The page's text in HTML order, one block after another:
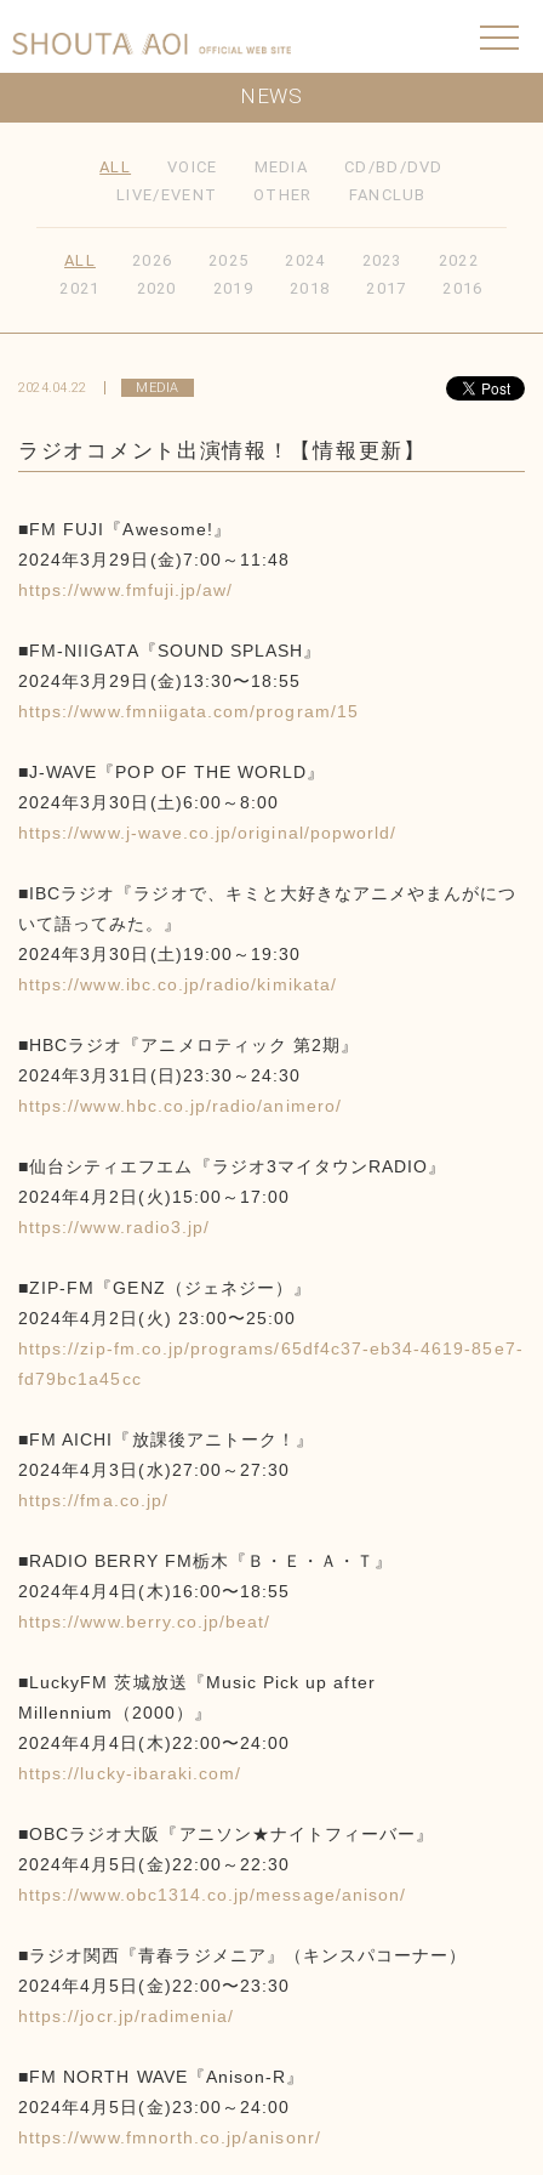
NEWS
ALL VOICE MEDIA
CD/BD/DVD
LIVE/EVENT
OTHER FANCLUB
ALL 2026 2025 2024 2023
2022
2021
2020 2019 2018 2017 2016
2024.04.22 MEDIA
ラジオコメント出演情報！【情報更新】
■FM FUJI『Awesome!』
2024年3月29日(金)7:00～11:48
https://www.fmfuji.jp/aw/
■FM-NIIGATA『SOUND SPLASH』
2024年3月29日(金)13:30〜18:55
https://www.fmniigata.com/program/15
■J-WAVE『POP OF THE WORLD』
2024年3月30日(土)6:00～8:00
https://www.j-wave.co.jp/original/popworld/
■IBCラジオ『ラジオで、キミと大好きなアニメやまんがにつ
いて語ってみた。』
2024年3月30日(土)19:00～19:30
https://www.ibc.co.jp/radio/kimikata/
■HBCラジオ『アニメロティック 第2期』
2024年3月31日(日)23:30～24:30
https://www.hbc.co.jp/radio/animero/
■仙台シティエフエム『ラジオ3マイタウンRADIO』
2024年4月2日(火)15:00～17:00
https://www.radio3.jp/
■ZIP-FM『GENZ（ジェネジー）』
2024年4月2日(火) 23:00〜25:00
https://zip-fm.co.jp/programs/65df4c37-eb34-4619-85e7-
fd79bc1a45cc
■FM AICHI『放課後アニトーク！』
2024年4月3日(水)27:00～27:30
https://fma.co.jp/
■RADIO BERRY FM栃木『Ｂ・Ｅ・Ａ・Ｔ』
2024年4月4日(木)16:00〜18:55
https://www.berry.co.jp/beat/
■LuckyFM 茨城放送『Music Pick up after
Millennium（2000）』
2024年4月4日(木)22:00〜24:00
https://lucky-ibaraki.com/
■OBCラジオ大阪『アニソン★ナイトフィーバー』
2024年4月5日(金)22:00～22:30
https://www.obc1314.co.jp/message/anison/
■ラジオ関西『青春ラジメニア』（キンスパコーナー）
2024年4月5日(金)22:00〜23:30
https://jocr.jp/radimenia/
■FM NORTH WAVE『Anison-R』
2024年4月5日(金)23:00～24:00
https://www.fmnorth.co.jp/anisonr/